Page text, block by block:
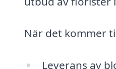
När det kommer
Leverans av